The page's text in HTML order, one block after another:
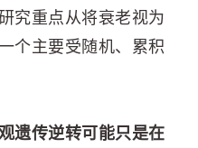
究重点从将衰老视为
个主要受随机、累积
遗传逆转可能只是在